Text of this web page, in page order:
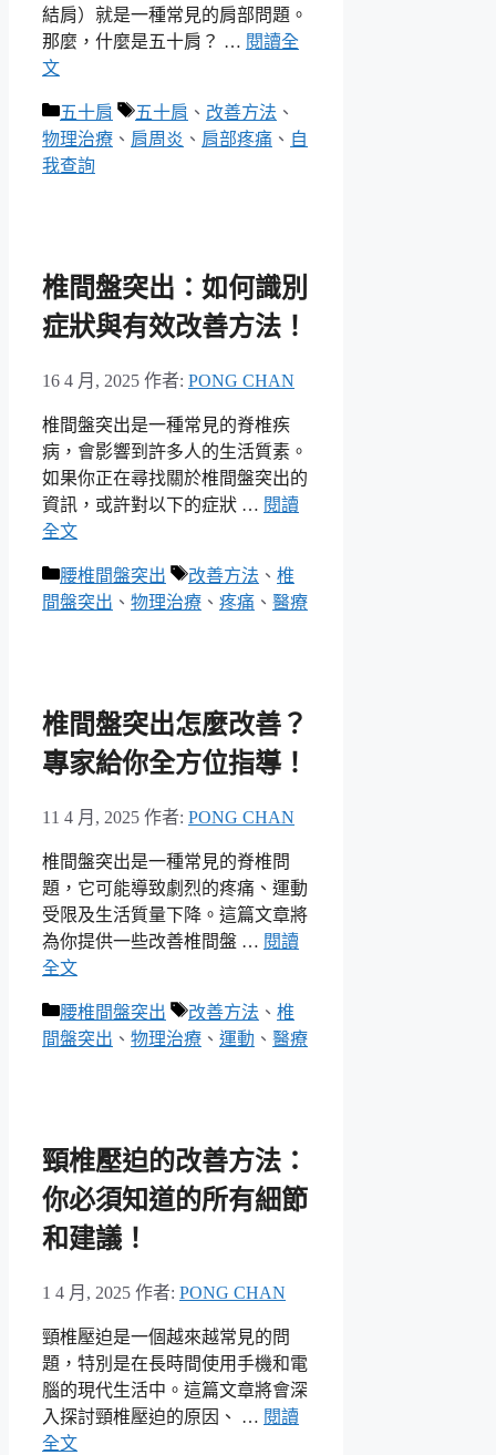
結肩）就是一種常見的肩部問題。
那麼，什麼是五十肩？ … 閱讀全
文
分
類
五十肩
標
籤
五十肩 、 改善方法 、
物理治療 、 肩周炎 、 肩部疼痛 、 自
我查詢
椎間盤突出：如何識別
症狀與有效改善方法！
16 4 月, 2025 作者: PONG CHAN
椎間盤突出是一種常見的脊椎疾
病，會影響到許多人的生活質素。
如果你正在尋找關於椎間盤突出的
資訊，或許對以下的症狀 … 閱讀
全文
分
類
腰椎間盤突出
標
籤
改善方法 、 椎
間盤突出 、 物理治療 、 疼痛 、 醫療
椎間盤突出怎麼改善？
專家給你全方位指導！
11 4 月, 2025 作者: PONG CHAN
椎間盤突出是一種常見的脊椎問
題，它可能導致劇烈的疼痛、運動
受限及生活質量下降。這篇文章將
為你提供一些改善椎間盤 … 閱讀
全文
分
類
腰椎間盤突出
標
籤
改善方法 、 椎
間盤突出 、 物理治療 、 運動 、 醫療
頸椎壓迫的改善方法：
你必須知道的所有細節
和建議！
1 4 月, 2025 作者: PONG CHAN
頸椎壓迫是一個越來越常見的問
題，特別是在長時間使用手機和電
腦的現代生活中。這篇文章將會深
入探討頸椎壓迫的原因、 … 閱讀
全文